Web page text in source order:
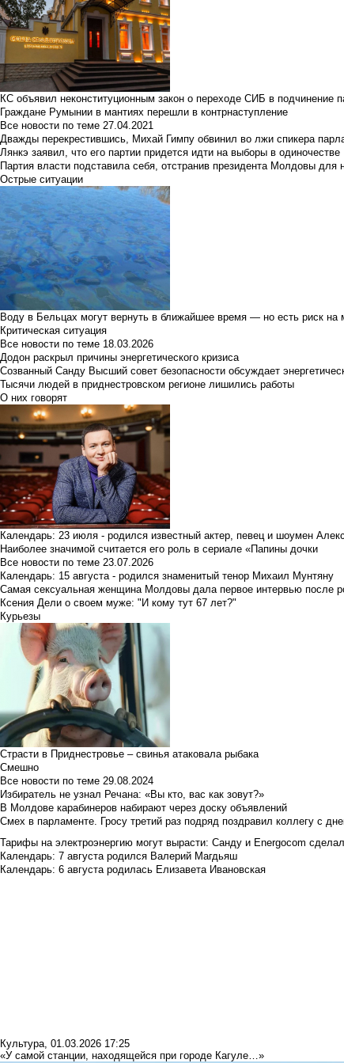
КС объявил неконституционным закон о переходе СИБ в подчинение
Граждане Румынии в мантиях перешли в контрнаступление
Все новости по теме 27.04.2021
Дважды перекрестившись, Михай Гимпу обвинил во лжи спикера
Лянкэ заявил, что его партии придется идти на выборы в одиночестве
Партия власти подставила себя, отстранив президента Молдовы для
Острые ситуации
Воду в Бельцах могут вернуть в ближайшее время — но есть риск на
Критическая ситуация
Все новости по теме 18.03.2026
Додон раскрыл причины энергетического кризиса
Созванный Санду Высший совет безопасности обсуждает
Тысячи людей в приднестровском регионе лишились работы
О них говорят
Календарь: 23 июля - родился известный актер, певец и шоумен
Наиболее значимой считается его роль в сериале «Папины дочки
Все новости по теме 23.07.2026
Календарь: 15 августа - родился знаменитый тенор Михаил Мунтяну
Самая сексуальная женщина Молдовы дала первое интервью после
Ксения Дели о своем муже: "И кому тут 67 лет?"
Курьезы
Страсти в Приднестровье – свинья атаковала рыбака
Смешно
Все новости по теме 29.08.2024
Избиратель не узнал Речана: «Вы кто, вас как зовут?»
В Молдове карабинеров набирают через доску объявлений
Смех в парламенте. Гросу третий раз подряд поздравил коллегу с
Тарифы на электроэнергию могут вырасти: Санду и Energocom
Календарь: 7 августа родился Валерий Магдьяш
Календарь: 6 августа родилась Елизавета Ивановская
Культура, 01.03.2026 17:25
«У самой станции, находящейся при городе Кагуле…»